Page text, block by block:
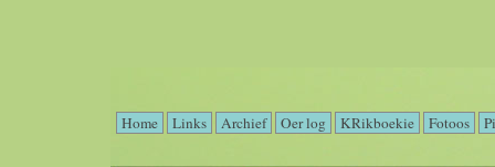
Home Links Archief Oer log KRikboekie Fotoos